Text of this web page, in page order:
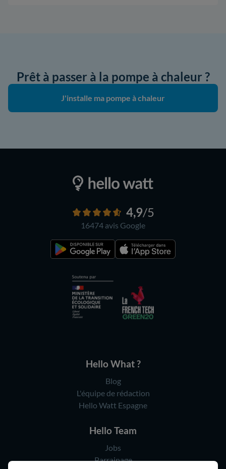
Prêt à passer à la pompe à chaleur ?
J'installe ma pompe à chaleur
4,9/5
16474 avis Google
Hello What ?
Blog
L'équipe de rédaction
Hello Watt Espagne
Hello Team
Jobs
Parrainage